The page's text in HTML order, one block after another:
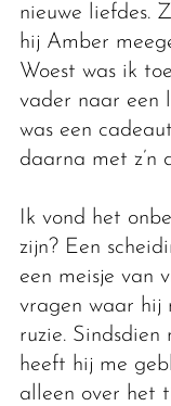
nieuwe liefdes.
hij Amber
Woest was ik
vader naar een
was een
daarna met z’n
Ik vond het
zijn? Een
een meisje van
vragen waar hij
ruzie.
heeft hij me
alleen over het